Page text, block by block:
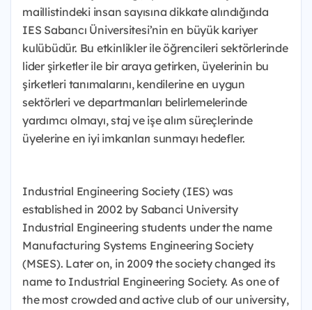
maillistindeki insan sayısına dikkate alındığında
IES Sabancı Üniversitesi’nin en büyük kariyer
kulübüdür. Bu etkinlikler ile öğrencileri sektörlerinde
lider şirketler ile bir araya getirken, üyelerinin bu
şirketleri tanımalarını, kendilerine en uygun
sektörleri ve departmanları belirlemelerinde
yardımcı olmayı, staj ve işe alım süreçlerinde
üyelerine en iyi imkanları sunmayı hedefler.
Industrial Engineering Society (IES) was
established in 2002 by Sabanci University
Industrial Engineering students under the name
Manufacturing Systems Engineering Society
(MSES). Later on, in 2009 the society changed its
name to Industrial Engineering Society. As one of
the most crowded and active club of our university,